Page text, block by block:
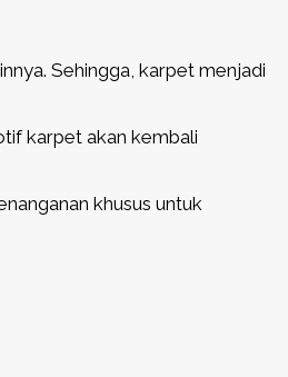
Sehingga, karpet menjadi
karpet akan kembali
khusus untuk